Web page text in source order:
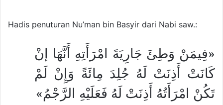
Hadis penuturan Nu’man bin Basyir dari Nabi saw.:
«فِيمَنْ وَطِئَ جَارِيَةَ امْرَأَتِهِ أَنَّهَا إنْ
كَانَتْ أَذِنَتْ لَهُ جُلِدَ مِائَةً وَإِنْ لَمْ
تَكُنْ امْرَأَتُهُ أَذِنَتْ لَهُ فَعَلَيْهِ الرَّجْمُ»